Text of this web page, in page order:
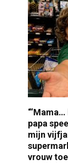
papa
mijn
vrouw